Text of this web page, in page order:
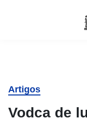
Artigos
Vodca de